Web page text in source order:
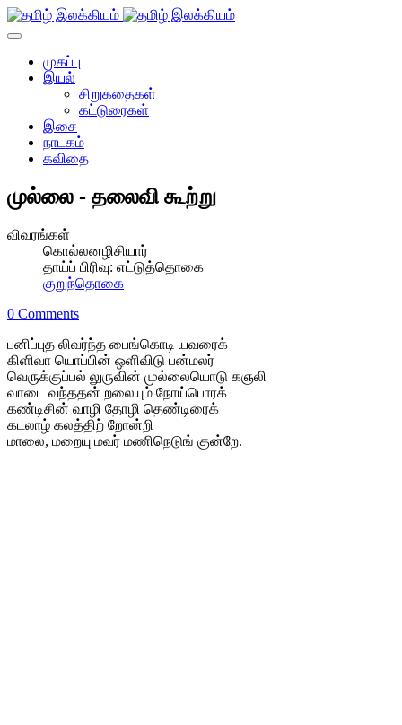
முகப்பு
இயல்
சிறுகதைகள்
கட்டுரைகள்
இசை
நாடகம்
கவிதை
முல்லை - தலைவி கூற்று
விவரங்கள்
கொல்லனழிசியார்
தாய்ப் பிரிவு: எட்டுத்தொகை
குறுந்தொகை
0 Comments
பனிப்புத லிவர்ந்த பைங்கொடி யவரைக்
கிளிவா யொப்பின் ஒளிவிடு பன்மலர்
வெருக்குப்பல் லுருவின் முல்லையொடு கஞலி
வாடை வந்ததன் றலையும் நோய்பொரக்
கண்டிசின் வாழி தோழி தெண்டிரைக்
கடலாழ் கலத்திற் றோன்றி
மாலை, மறையு மவர் மணிநெடுங் குன்றே.